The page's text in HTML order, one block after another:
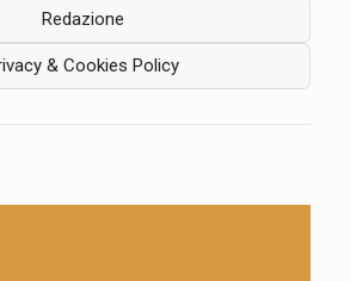
Redazione
& Cookies Policy